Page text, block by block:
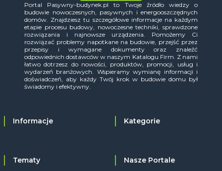
Portal Pasywny-budynek.pl to Twoje źródło wiedzy o
budowie nowoczesnych, pasywnych i energooszczędnych
domów. Znajdziesz tu szczegółowe informacje na każdym
etapie procesu budowy, nowoczesne techniki, sprawdzone
rozwiązania i najnowsze urządzenia. Pomożemy Ci
rozwiązać problemy napotkane na budowie, przejść przez
przepisy i wymagane dokumenty oraz znaleźć
odpowiednich dostawców w naszym Katalogu Firm. Z nami
łatwo dotrzesz do nowości, produktów, promocji, usług i
wydarzeń branżowych. Wspieramy wymianę informacji i
doświadczeń, aby każdy Twój krok w budowie domu był
świadomy i efektywny.
Informacje Kategorie
Tematy Nasze Portale